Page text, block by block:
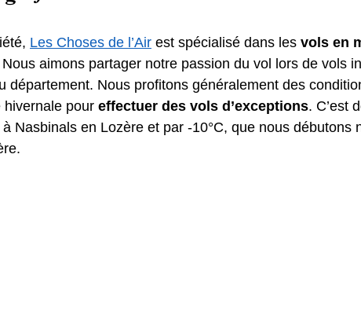
Les Choses de l’Air est spécialisé dans les vols en
Nous aimons partager notre passion du vol lors de vols
département. Nous profitons généralement des
hivernale pour effectuer des vols d’exceptions. C’est
à Nasbinals en Lozère et par -10°C, que nous débutons